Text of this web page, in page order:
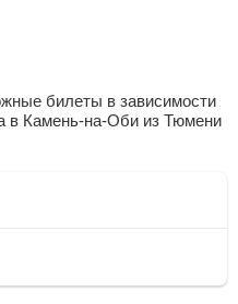
билеты в зависимости
в Камень-на-Оби из Тюмени